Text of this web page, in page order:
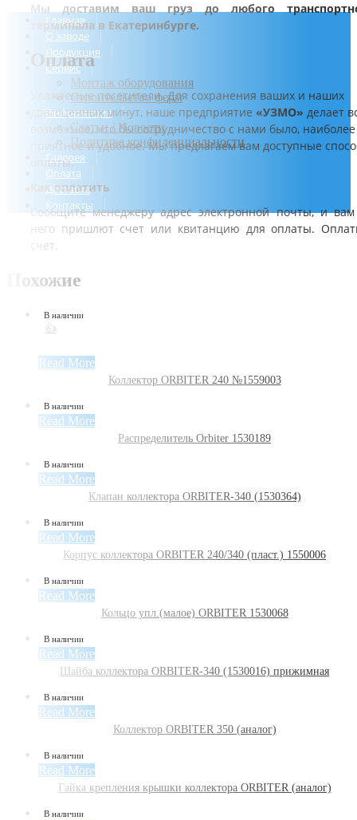
Главная
О заводе
Продукция
Сервис
Монтаж оборудования
Строительство ферм
Информация
Статьи / Новости
Политика конфиденциальности
Галерея
Оплата
Доставка
Контакты
Мы доставим ваш груз до любого
терминала в Екатеринбурге.
Оплата
Уважаемые посетители. Для сохранения ваших и наших
драгоценных минут, наше предприятие «УЗМО» делает
возможное, что бы сотрудничество с нами было, наиболее
приятное и удобное. Мы предлагаем вам доступные
оплаты.
Как оплатить
Сообщите менеджеру адрес электронной почты, и
него пришлют счет или квитанцию для оплаты.
счет.
Похожие
В наличии
👍
Read More
Коллектор ORBITER 240 №1559003
В наличии
Read More
Распределитель Orbiter 1530189
В наличии
Read More
Клапан коллектора ORBITER-340 (1530364)
В наличии
Read More
Корпус коллектора ORBITER 240/340 (пласт.) 1550006
В наличии
Read More
Кольцо упл.(малое) ORBITER 1530068
В наличии
Read More
Шайба коллектора ORBITER-340 (1530016) прижимная
В наличии
Read More
Коллектор ORBITER 350 (аналог)
В наличии
Read More
Гайка крепления крышки коллектора ORBITER (аналог)
В наличии